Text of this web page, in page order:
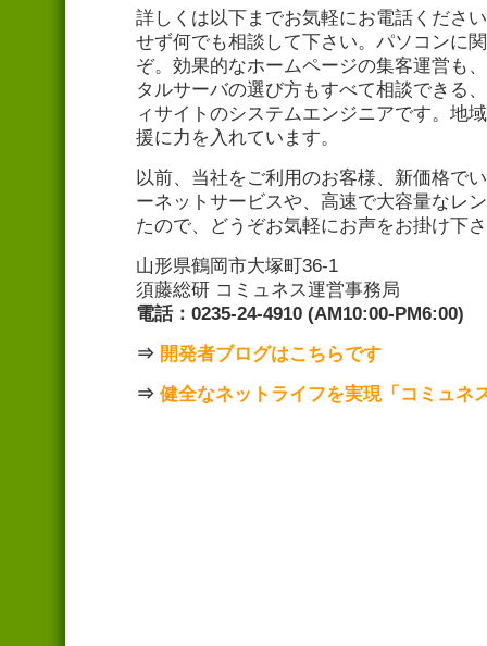
詳しくは以下までお気軽にお電話くださ
せず何でも相談して下さい。パソコンに
ぞ。効果的なホームページの集客運営も
タルサーバの選び方もすべて相談できる
ィサイトのシステムエンジニアです。地
援に力を入れています。
以前、当社をご利用のお客様、新価格で
ーネットサービスや、高速で大容量なレ
たので、どうぞお気軽にお声をお掛け下
山形県鶴岡市大塚町36-1
須藤総研 コミュネス運営事務局
電話：0235-24-4910 (AM10:00-PM6:00)
⇒ 開発者ブログはこちらです
⇒ 健全なネットライフを実現「コミュネ